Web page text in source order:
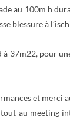
au 100m h
blessure à
37m22, pour
et merci
au meeting